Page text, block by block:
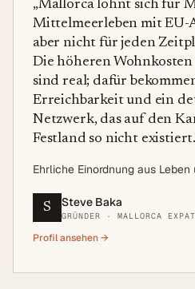
„Mallorca lohnt sich für
Mittelmeerleben mit EU-
aber nicht für jeden
Die höheren
sind real; dafür
Erreichbarkeit und ein
Netzwerk, das auf den
Festland so nicht existiert.
Ehrliche Einordnung aus
S Steve Baka
GRÜNDER · MALLORCA
Profil ansehen →